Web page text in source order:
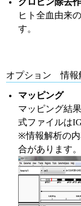
ヒト全血由来
す。
オプション 情報
マッピング
マッピング結
式ファイルは
※情報解析の
合があります。